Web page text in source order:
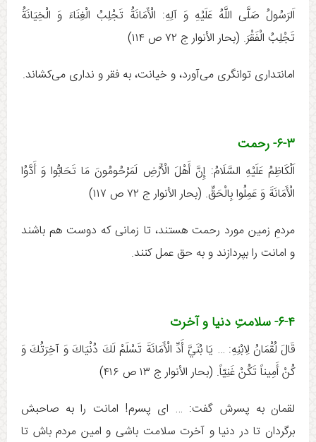
اَلرَسُولُ صَلَّى اللَّهُ عَلَيْهِ وَ آلِهِ:‏‏‏ الْأَمَانَةُ تَجْلِبُ الْغِنَاءَ وَ الْخِيَانَةُ
تَجْلِبُ الْفَقْرَ. (بحار الأنوار ج ‏۷۲ ص ۱۱۴)
امانتداری توانگری می‌آورد، و خیانت، به فقر و نداری می‌کشاند.
۶-۳- رحمت
اَلْكَاظِمُ عَلَيْهِ السَّلَامُ: إِنَّ أَهْلَ الْأَرْضِ لَمَرْحُومُونَ مَا تَحَابُّوا وَ أَدَّوُا
الْأَمَانَةَ وَ عَمِلُوا بِالْحَقِّ. (بحار الأنوار ج ‏۷۲ ص ۱۱۷)
مردمِ زمین مورد رحمت هستند، تا زمانی که دوست هم باشند
و امانت را بپردازند و به حق عمل کنند.
۶-۴- سلامتِ دنیا و آخرت
قَالَ لُقْمَانُ لِابْنِهِ: … يَا بُنَيَّ أَدِّ الْأَمَانَةَ تَسْلَمْ لَكَ دُنْيَاكَ وَ آخِرَتُكَ وَ
كُنْ أَمِيناً تَكُنْ غَنِيّاً. (بحار الأنوار ج ‏۱۳ ص ۴۱۶)
لقمان به پسرش گفت: … ای پسرم! امانت را به صاحبش
برگردان تا در دنیا و آخرت سلامت باشی و امین مردم باش تا